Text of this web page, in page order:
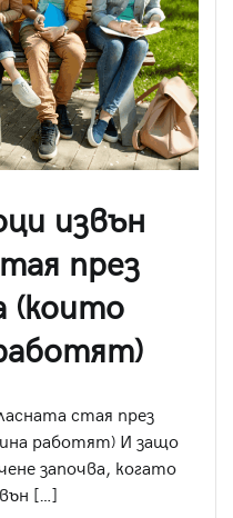
извън
през
(които
стая през
работят) И защо
започва, когато
[…]